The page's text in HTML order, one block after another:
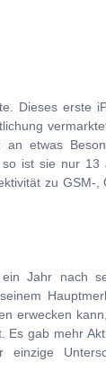
Dieses erste
etwas
ist sie nur
zu GSM-,
Jahr nach
erwecken
gab mehr